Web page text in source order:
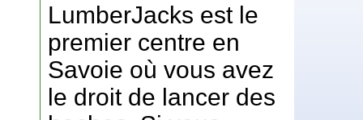
LumberJacks est le
premier centre en
Savoie où vous avez
le droit de lancer des